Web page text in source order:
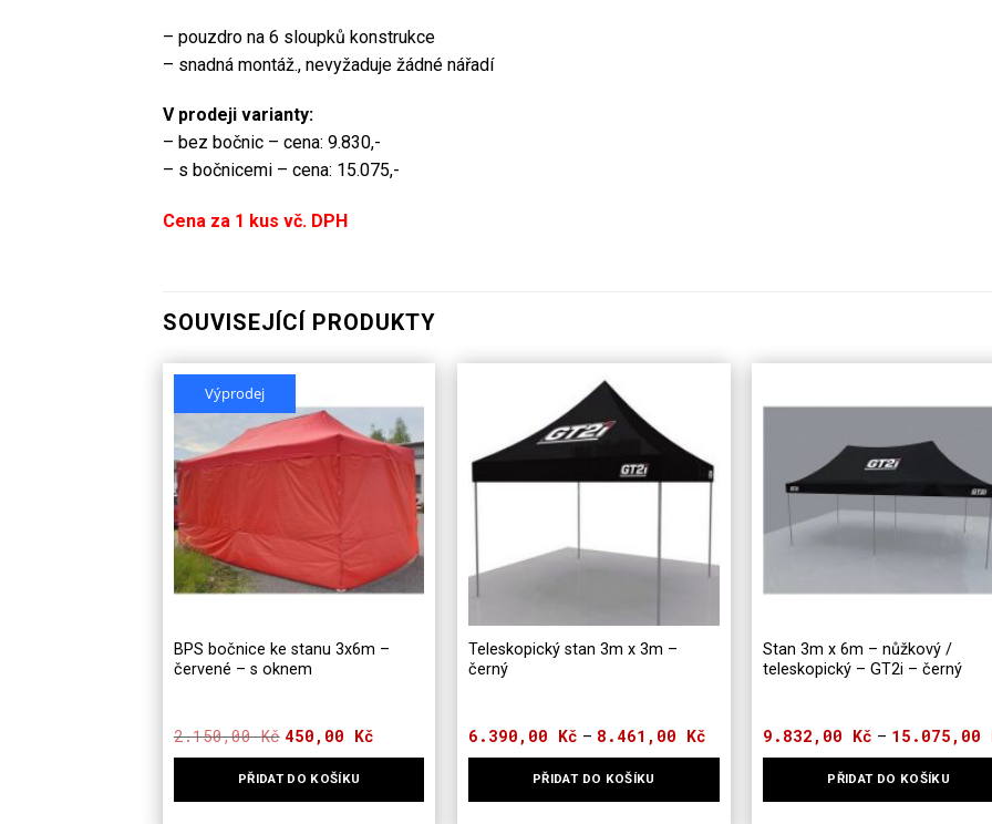
– pouzdro na 6 sloupků konstrukce
– snadná montáž., nevyžaduje žádné nářadí
V prodeji varianty:
– bez bočnic – cena: 9.830,-
– s bočnicemi – cena: 15.075,-
Cena za 1 kus vč. DPH
SOUVISEJÍCÍ PRODUKTY
Výprodej
BPS bočnice ke stanu 3x6m –
červené – s oknem
2.150,00Kč Původní
cena
2.150,00 Kč.
450,00 Kč
Aktuální
cena
450,00 Kč.
PŘIDAT DO KOŠÍKU
Teleskopický stan 3m x 3m –
černý
6.390,00 Kč – 8.461,00 Kč
PŘIDAT DO KOŠÍKU
Stan 3m x 6m – nůžkový /
teleskopický – GT2i – černý
9.832,00 Kč – 15.075,00
PŘIDAT DO KOŠÍKU